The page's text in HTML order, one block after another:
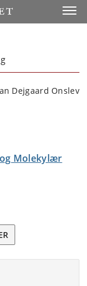
Molekylær